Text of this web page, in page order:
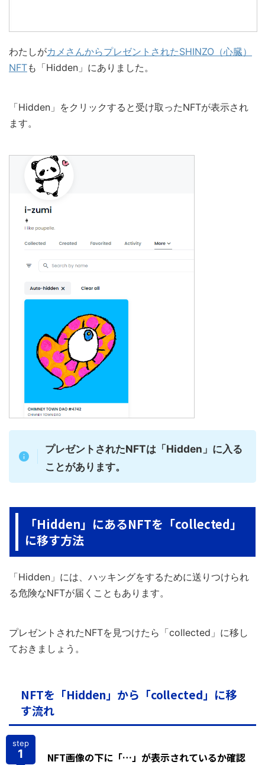
わたしがカメさんからプレゼントされたSHINZO（心臓）
NFTも「Hidden」にありました。
「Hidden」をクリックすると受け取ったNFTが表示され
ます。
プレゼントされたNFTは「Hidden」に入る
ことがあります。
「Hidden」にあるNFTを「collected」
に移す方法
「Hidden」には、ハッキングをするために送りつけられ
る危険なNFTが届くこともあります。
プレゼントされたNFTを見つけたら「collected」に移し
ておきましょう。
NFTを「Hidden」から「collected」に移
す流れ
step
1 NFT画像の下に「…」が表示されているか確認